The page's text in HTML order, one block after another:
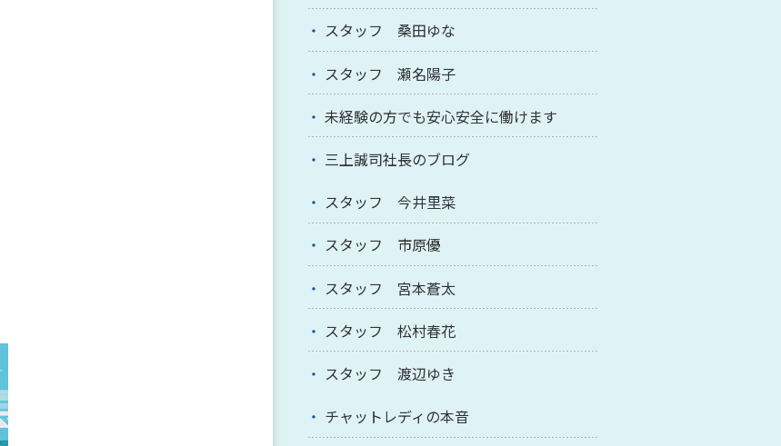
スタッフ 桑田ゆな
スタッフ 瀬名陽子
未経験の方でも安心安全に働けます
三上誠司社長のブログ
スタッフ 今井里菜
スタッフ 市原優
スタッフ 宮本蒼太
スタッフ 松村春花
スタッフ 渡辺ゆき
チャットレディの本音